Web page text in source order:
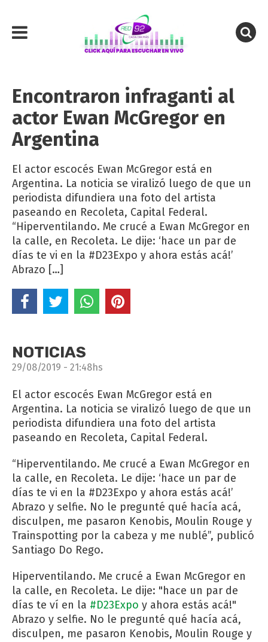
Encontraron infraganti al
actor Ewan McGregor en
Argentina
El actor escocés Ewan McGregor está en
Argentina. La noticia se viralizó luego de que un
periodista difundiera una foto del artista
paseando en Recoleta, Capital Federal.
“Hiperventilando. Me crucé a Ewan McGregor en
la calle, en Recoleta. Le dije: ‘hace un par de
días te vi en la #D23Expo y ahora estás acá!’
Abrazo […]
NOTICIAS
29/08/2019 - 21:48hs
El actor escocés Ewan McGregor está en
Argentina. La noticia se viralizó luego de que un
periodista difundiera una foto del artista
paseando en Recoleta, Capital Federal.
“Hiperventilando. Me crucé a Ewan McGregor en
la calle, en Recoleta. Le dije: ‘hace un par de
días te vi en la #D23Expo y ahora estás acá!’
Abrazo y selfie. No le pregunté qué hacía acá,
disculpen, me pasaron Kenobis, Moulin Rouge y
Trainspotting por la cabeza y me nublé”, publicó
Santiago Do Rego.
Hiperventilando. Me crucé a Ewan McGregor en
la calle, en Recoleta. Le dije: "hace un par de
días te ví en la #D23Expo y ahora estás acá!"
Abrazo y selfie. No le pregunté qué hacía acá,
disculpen, me pasaron Kenobis, Moulin Rouge y